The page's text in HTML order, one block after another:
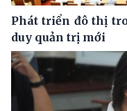
Phát triển đô thị
duy quản trị mới